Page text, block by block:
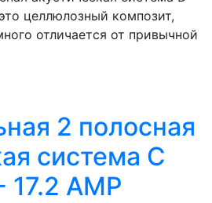
целлюлозный композит,
отличается от привычной
2 полосная
система С
AMP